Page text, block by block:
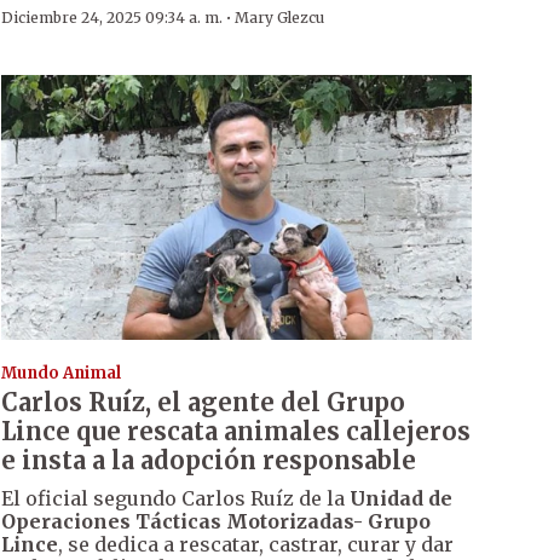
Diciembre 24, 2025 09:34 a. m. · Mary Glezcu
Mundo Animal
Carlos Ruíz, el agente del Grupo
Lince que rescata animales callejeros
e insta a la adopción responsable
El oficial segundo Carlos Ruíz de la Unidad de
Operaciones Tácticas Motorizadas- Grupo
Lince, se dedica a rescatar, castrar, curar y dar